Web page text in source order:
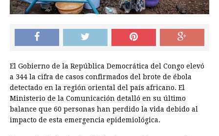
El Gobierno de la República Democrática del Congo elevó
a 344 la cifra de casos confirmados del brote de ébola
detectado en la región oriental del país africano. El
Ministerio de la Comunicación detalló en su último
balance que 60 personas han perdido la vida debido al
impacto de esta emergencia epidemiológica.